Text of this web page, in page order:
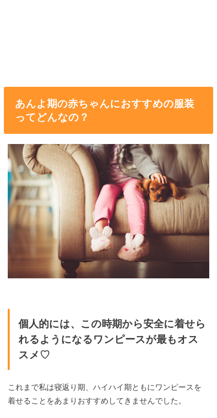
あんよ期の赤ちゃんにおすすめの服装
ってどんなの？
個人的には、この時期から安全に着せら
れるようになるワンピースが最もオス
スメ♡
これまで私は寝返り期、ハイハイ期ともにワンピースを
着せることをあまりおすすめしてきませんでした。